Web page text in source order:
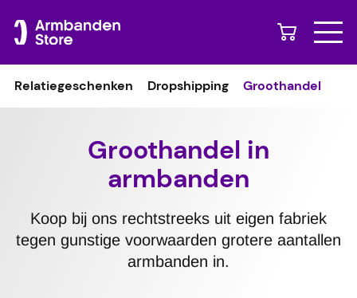
Relatiegeschenken Dropshipping Groothandel
Groothandel in
armbanden
Koop bij ons rechtstreeks uit eigen fabriek
tegen gunstige voorwaarden grotere aantallen
armbanden in.